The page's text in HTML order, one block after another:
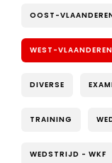
OOST-
WEST-VLAANDEREN
DIVERSE
TRAINING
WEDSTRIJD - WKF